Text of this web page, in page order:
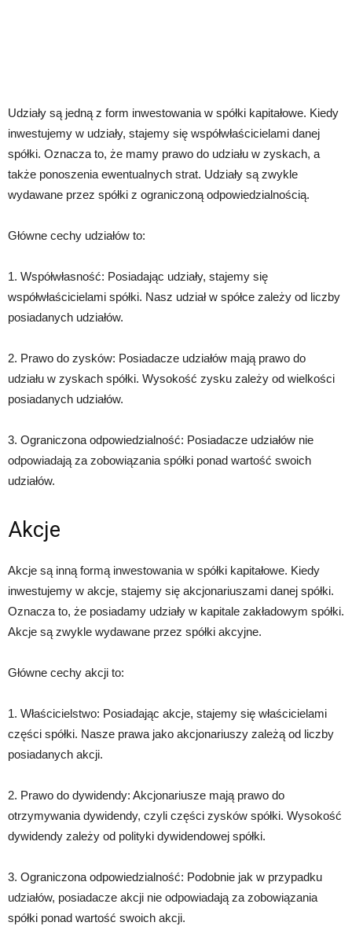
Udziały są jedną z form inwestowania w spółki kapitałowe. Kiedy
inwestujemy w udziały, stajemy się współwłaścicielami danej
spółki. Oznacza to, że mamy prawo do udziału w zyskach, a
także ponoszenia ewentualnych strat. Udziały są zwykle
wydawane przez spółki z ograniczoną odpowiedzialnością.
Główne cechy udziałów to:
1. Współwłasność: Posiadając udziały, stajemy się
współwłaścicielami spółki. Nasz udział w spółce zależy od liczby
posiadanych udziałów.
2. Prawo do zysków: Posiadacze udziałów mają prawo do
udziału w zyskach spółki. Wysokość zysku zależy od wielkości
posiadanych udziałów.
3. Ograniczona odpowiedzialność: Posiadacze udziałów nie
odpowiadają za zobowiązania spółki ponad wartość swoich
udziałów.
Akcje
Akcje są inną formą inwestowania w spółki kapitałowe. Kiedy
inwestujemy w akcje, stajemy się akcjonariuszami danej spółki.
Oznacza to, że posiadamy udziały w kapitale zakładowym spółki.
Akcje są zwykle wydawane przez spółki akcyjne.
Główne cechy akcji to:
1. Właścicielstwo: Posiadając akcje, stajemy się właścicielami
części spółki. Nasze prawa jako akcjonariuszy zależą od liczby
posiadanych akcji.
2. Prawo do dywidendy: Akcjonariusze mają prawo do
otrzymywania dywidendy, czyli części zysków spółki. Wysokość
dywidendy zależy od polityki dywidendowej spółki.
3. Ograniczona odpowiedzialność: Podobnie jak w przypadku
udziałów, posiadacze akcji nie odpowiadają za zobowiązania
spółki ponad wartość swoich akcji.